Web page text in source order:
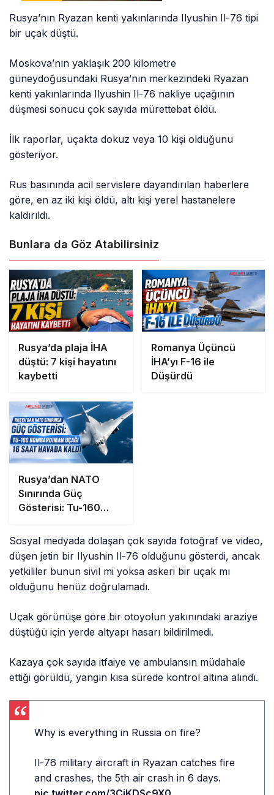
Rusya’nın Ryazan kenti yakınlarında Ilyushin Il-76 tipi
bir uçak düştü.
Moskova’nın yaklaşık 200 kilometre
güneydoğusundaki Rusya’nın merkezindeki Ryazan
kenti yakınlarında Ilyushin Il-76 nakliye uçağının
düşmesi sonucu çok sayıda mürettebat öldü.
İlk raporlar, uçakta dokuz veya 10 kişi olduğunu
gösteriyor.
Rus basınında acil servislere dayandırılan haberlere
göre, en az iki kişi öldü, altı kişi yerel hastanelere
kaldırıldı.
Bunlara da Göz Atabilirsiniz
Rusya’da plaja İHA
düştü: 7 kişi hayatını
kaybetti
Romanya Üçüncü
İHA’yı F-16 ile
Düşürdü
Rusya’dan NATO
Sınırında Güç
Gösterisi: Tu-160
16 Saat Havada Kaldı
Sosyal medyada dolaşan çok sayıda fotoğraf ve video,
düşen jetin bir Ilyushin Il-76 olduğunu gösterdi, ancak
yetkililer bunun sivil mi yoksa askeri bir uçak mı
olduğunu henüz doğrulamadı.
Uçak görünüşe göre bir otoyolun yakınındaki araziye
düştüğü için yerde altyapı hasarı bildirilmedi.
Kazaya çok sayıda itfaiye ve ambulansın müdahale
ettiği görüldü, yangın kısa sürede kontrol altına alındı.
Why is everything in Russia on fire?
Il-76 military aircraft in Ryazan catches fire
and crashes, the 5th air crash in 6 days.